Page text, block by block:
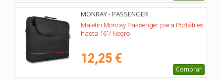
MONRAY - PASSENGER
Maletín Monray Passenger para Portátiles
hasta 16"/ Negro
12,25 €
Comprar